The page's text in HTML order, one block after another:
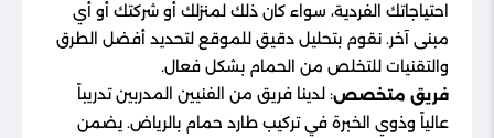
احتياجاتك الفردية، سواء كان ذلك لمنزلك أو شركتك أو أي
مبنى آخر. نقوم بتحليل دقيق للموقع لتحديد أفضل الطرق
والتقنيات للتخلص من الحمام بشكل فعال.
فريق متخصص: لدينا فريق من الفنيين المدربين تدريباً
عالياً وذوي الخبرة في تركيب طارد حمام بالرياض. يضمن